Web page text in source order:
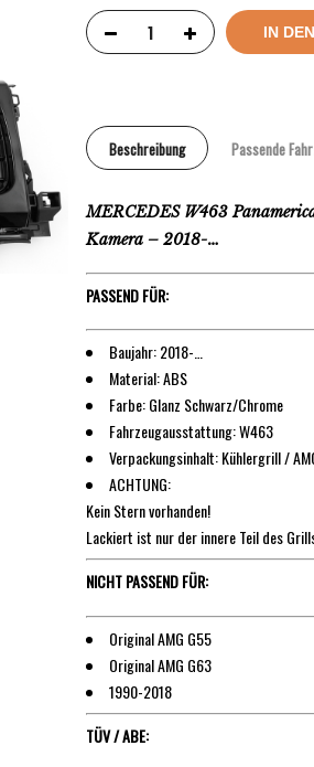
IN
Beschreibung Passende
MERCEDES W463
Kamera – 2018-…
PASSEND FÜR:
Baujahr: 2018-…
Material: ABS
Farbe: Glanz Schwarz/Chrome
Fahrzeugausstattung: W463
Verpackungsinhalt: Kühlergrill /
ACHTUNG:
Kein Stern vorhanden!
Lackiert ist nur der innere Teil des
NICHT PASSEND FÜR:
Original AMG G55
Original AMG G63
1990-2018
TÜV / ABE: